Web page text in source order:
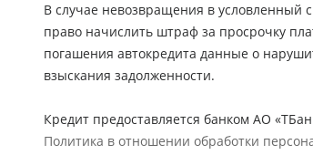
В случае невозвращения в условленный
право начислить штраф за просрочку
погашения автокредита данные о
взыскания задолженности.
Кредит предоставляется банком АО
Политика в отношении обработки